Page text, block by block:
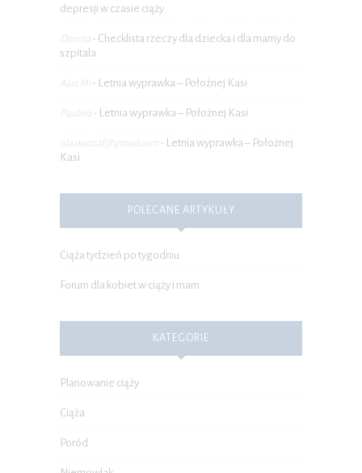
depresji w czasie ciąży
Dorota - Checklista rzeczy dla dziecka i dla mamy do
szpitala
Asia Mi - Letnia wyprawka – Położnej Kasi
Paulina - Letnia wyprawka – Położnej Kasi
ola.wacuaf@gmail.com -
Letnia wyprawka – Położnej
Kasi
POLECANE ARTYKUŁY
Ciąża tydzień po tygodniu
Forum dla kobiet w ciąży i mam
KATEGORIE
Planowanie ciąży
Ciąża
Poród